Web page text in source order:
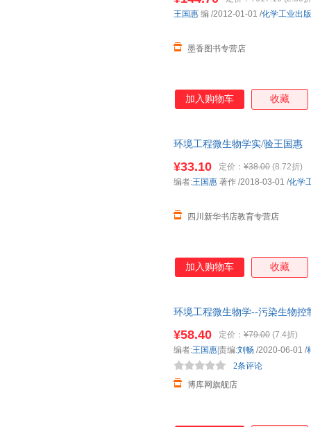
墨香图书专营店
王国惠 编 /2012-01-01 /化学工业出
加入购物车 收藏
环境工程微生物学实/验王国惠
¥33.10 定价： ¥38.00 (8.72折)
四川新华书店教育专营店
编者:王国惠 著作 /2018-03-01 /化学
加入购物车 收藏
环境工程微生物学--污染生物
¥58.40 定价： ¥79.00 (7.4折)
博库网旗舰店
2条评论
编者:王国惠|责编:刘畅 /2020-06-01 /